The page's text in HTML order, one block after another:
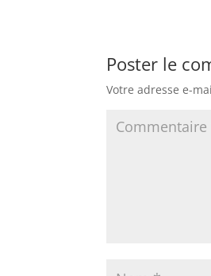
Poster le
Votre adresse e-